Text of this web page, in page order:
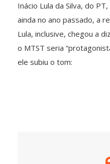
Inácio Lula da Silva, do
ainda no ano passado, a
Lula, inclusive, chegou a
o MTST seria
ele subiu o tom: